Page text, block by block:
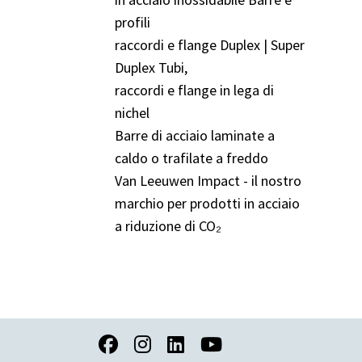
profili
raccordi e flange Duplex | Super
Duplex Tubi,
raccordi e flange in lega di
nichel
Barre di acciaio laminate a
caldo o trafilate a freddo
Van Leeuwen Impact - il nostro
marchio per prodotti in acciaio
a riduzione di CO₂